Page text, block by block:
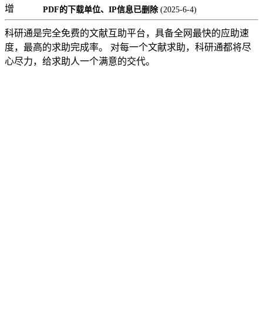
增
PDF的下载单位、IP信息已删除 (2025-6-4)
科研通是完全免费的文献互助平台，具备全网最快的应助速
度，最高的求助完成率。 对每一个文献求助，科研通都将尽
心尽力，给求助人一个满意的交代。